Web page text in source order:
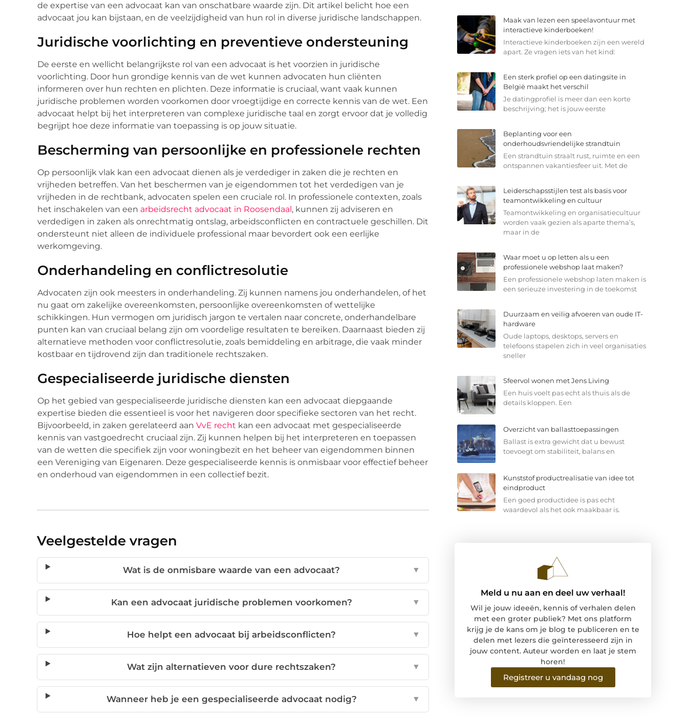
de expertise van een advocaat kan van onschatbare waarde zijn. Dit artikel belicht hoe een
advocaat jou kan bijstaan, en de veelzijdigheid van hun rol in diverse juridische landschappen.
Juridische voorlichting en preventieve ondersteuning
De eerste en wellicht belangrijkste rol van een advocaat is het voorzien in juridische
voorlichting. Door hun grondige kennis van de wet kunnen advocaten hun cliënten
informeren over hun rechten en plichten. Deze informatie is cruciaal, want vaak kunnen
juridische problemen worden voorkomen door vroegtijdige en correcte kennis van de wet. Een
advocaat helpt bij het interpreteren van complexe juridische taal en zorgt ervoor dat je volledig
begrijpt hoe deze informatie van toepassing is op jouw situatie.
Bescherming van persoonlijke en professionele rechten
Op persoonlijk vlak kan een advocaat dienen als je verdediger in zaken die je rechten en
vrijheden betreffen. Van het beschermen van je eigendommen tot het verdedigen van je
vrijheden in de rechtbank, advocaten spelen een cruciale rol. In professionele contexten, zoals
het inschakelen van een arbeidsrecht advocaat in Roosendaal, kunnen zij adviseren en
verdedigen in zaken als onrechtmatig ontslag, arbeidsconflicten en contractuele geschillen. Dit
ondersteunt niet alleen de individuele professional maar bevordert ook een eerlijke
werkomgeving.
Onderhandeling en conflictresolutie
Advocaten zijn ook meesters in onderhandeling. Zij kunnen namens jou onderhandelen, of het
nu gaat om zakelijke overeenkomsten, persoonlijke overeenkomsten of wettelijke
schikkingen. Hun vermogen om juridisch jargon te vertalen naar concrete, onderhandelbare
punten kan van cruciaal belang zijn om voordelige resultaten te bereiken. Daarnaast bieden zij
alternatieve methoden voor conflictresolutie, zoals bemiddeling en arbitrage, die vaak minder
kostbaar en tijdrovend zijn dan traditionele rechtszaken.
Gespecialiseerde juridische diensten
Op het gebied van gespecialiseerde juridische diensten kan een advocaat diepgaande
expertise bieden die essentieel is voor het navigeren door specifieke sectoren van het recht.
Bijvoorbeeld, in zaken gerelateerd aan VvE recht kan een advocaat met gespecialiseerde
kennis van vastgoedrecht cruciaal zijn. Zij kunnen helpen bij het interpreteren en toepassen
van de wetten die specifiek zijn voor woningbezit en het beheer van eigendommen binnen
een Vereniging van Eigenaren. Deze gespecialiseerde kennis is onmisbaar voor effectief beheer
en onderhoud van eigendommen in een collectief bezit.
Veelgestelde vragen
Wat is de onmisbare waarde van een advocaat? ▼
Kan een advocaat juridische problemen voorkomen? ▼
Hoe helpt een advocaat bij arbeidsconflicten? ▼
Wat zijn alternatieven voor dure rechtszaken? ▼
Wanneer heb je een gespecialiseerde advocaat nodig? ▼
Maak van lezen een speelavontuur met
interactieve kinderboeken!
Interactieve kinderboeken zijn een wereld
apart. Ze vragen iets van het kind:
Een sterk profiel op een datingsite in
België maakt het verschil
Je datingprofiel is meer dan een korte
beschrijving; het is jouw eerste
Beplanting voor een
onderhoudsvriendelijke strandtuin
Een strandtuin straalt rust, ruimte en een
ontspannen vakantiesfeer uit. Met de
Leiderschapsstijlen test als basis voor
teamontwikkeling en cultuur
Teamontwikkeling en organisatiecultuur
worden vaak gezien als aparte thema’s,
maar in de
Waar moet u op letten als u een
professionele webshop laat maken?
Een professionele webshop laten maken is
een serieuze investering in de toekomst
Duurzaam en veilig afvoeren van oude IT-
hardware
Oude laptops, desktops, servers en
telefoons stapelen zich in veel organisaties
sneller
Sfeervol wonen met Jens Living
Een huis voelt pas echt als thuis als de
details kloppen. Een
Overzicht van ballasttoepassingen
Ballast is extra gewicht dat u bewust
toevoegt om stabiliteit, balans en
Kunststof productrealisatie van idee tot
eindproduct
Een goed productidee is pas echt
waardevol als het ook maakbaar is.
Meld u nu aan en deel uw verhaal!
Wil je jouw ideeën, kennis of verhalen delen
met een groter publiek? Met ons platform
krijg je de kans om je blog te publiceren en te
delen met lezers die geïnteresseerd zijn in
jouw content. Auteur worden en laat je stem
horen!
Registreer u vandaag nog